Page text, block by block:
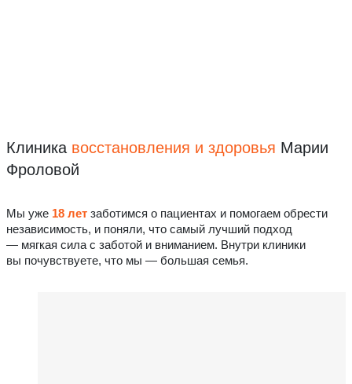
Клиника восстановления и здоровья Марии
Фроловой
Мы уже 18 лет заботимся о пациентах и помогаем обрести
независимость, и поняли, что самый лучший подход
— мягкая сила с заботой и вниманием. Внутри клиники
вы почувствуете, что мы — большая семья.